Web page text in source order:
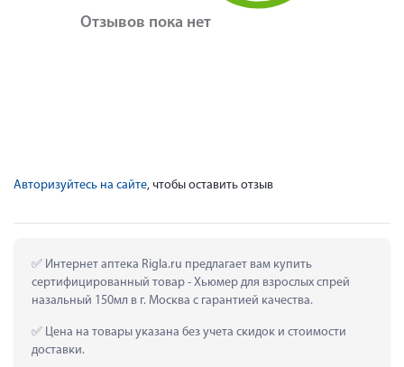
Отзывов пока нет
Авторизуйтесь на сайте, чтобы оставить отзыв
Интернет аптека Rigla.ru предлагает вам купить
сертифицированный товар - Хьюмер для взрослых спрей
назальный 150мл в г. Москва с гарантией качества.
Цена на товары указана без учета скидок и стоимости
доставки.